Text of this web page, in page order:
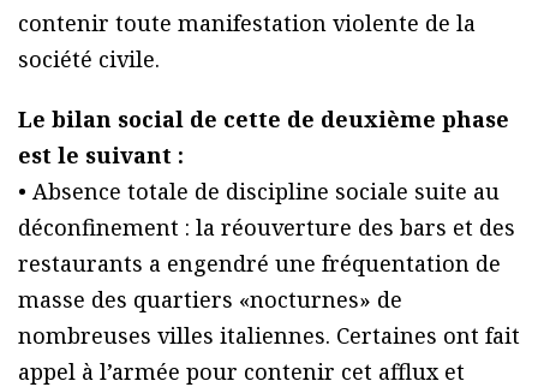
contenir toute manifestation violente de la
société civile.
Le bilan social de cette de deuxième phase
est le suivant :
• Absence totale de discipline sociale suite au
déconfinement : la réouverture des bars et des
restaurants a engendré une fréquentation de
masse des quartiers «nocturnes» de
nombreuses villes italiennes. Certaines ont fait
appel à l’armée pour contenir cet afflux et